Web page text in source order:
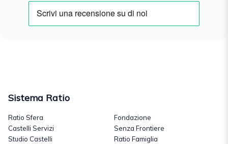
Sistema Ratio
Ratio Sfera
Castelli Servizi
Studio Castelli
Fondazione
Senza Frontiere
Ratio Famiglia